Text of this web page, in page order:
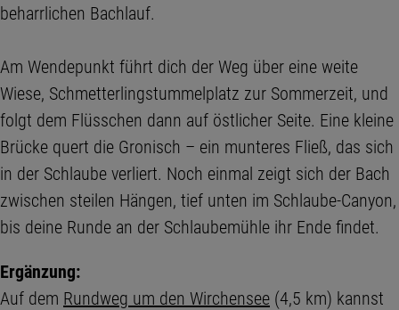
beharrlichen Bachlauf.
Am Wendepunkt führt dich der Weg über eine weite
Wiese, Schmetterlingstummelplatz zur Sommerzeit, und
folgt dem Flüsschen dann auf östlicher Seite. Eine kleine
Brücke quert die Gronisch – ein munteres Fließ, das sich
in der Schlaube verliert. Noch einmal zeigt sich der Bach
zwischen steilen Hängen, tief unten im Schlaube-Canyon,
bis deine Runde an der Schlaubemühle ihr Ende findet.
Ergänzung:
Auf dem Rundweg um den Wirchensee (4,5 km) kannst